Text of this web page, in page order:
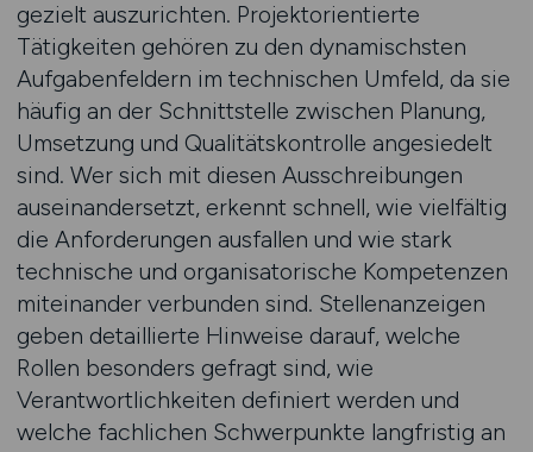
gezielt auszurichten. Projektorientierte
Tätigkeiten gehören zu den dynamischsten
Aufgabenfeldern im technischen Umfeld, da sie
häufig an der Schnittstelle zwischen Planung,
Umsetzung und Qualitätskontrolle angesiedelt
sind. Wer sich mit diesen Ausschreibungen
auseinandersetzt, erkennt schnell, wie vielfältig
die Anforderungen ausfallen und wie stark
technische und organisatorische Kompetenzen
miteinander verbunden sind. Stellenanzeigen
geben detaillierte Hinweise darauf, welche
Rollen besonders gefragt sind, wie
Verantwortlichkeiten definiert werden und
welche fachlichen Schwerpunkte langfristig an